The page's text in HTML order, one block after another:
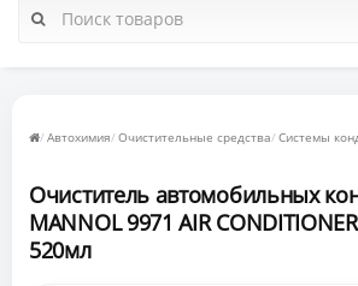
Автохимия Очистительные средства Системы
Очиститель автомобильных
MANNOL 9971 AIR
520мл